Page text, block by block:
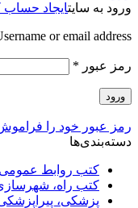
ورود به سایتایجاد حساب
or email address
رمز عبور *
ورود
رمز عبور خود را
دسته‌بندی‌ها
کتب روابط عمومی،
کتب راه،
پزشکی،